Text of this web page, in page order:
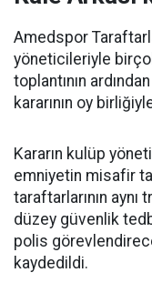
Amedspor
yöneticileriyle
toplantının
kararının oy
Kararın kulüp
emniyetin misafir
taraftarlarının
düzey güvenlik
polis
kaydedildi.